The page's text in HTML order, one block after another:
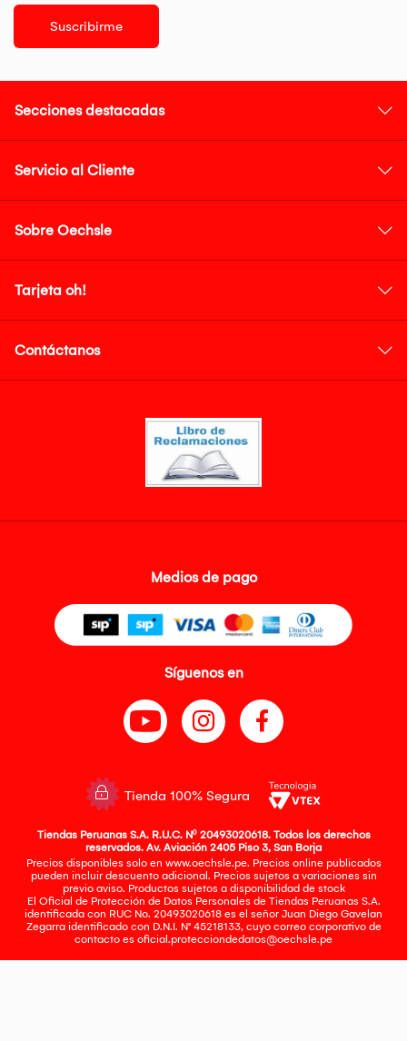
Suscribirme
Secciones destacadas
Servicio al Cliente
Sobre Oechsle
Tarjeta oh!
Contáctanos
Medios de pago
Síguenos en
Tienda 100% Segura
Tiendas Peruanas S.A. R.U.C. Nº 20493020618. Todos los derechos
reservados. Av. Aviación 2405 Piso 3, San Borja
Precios disponibles solo en www.oechsle.pe. Precios online publicados
pueden incluir descuento adicional. Precios sujetos a variaciones sin
previo aviso. Productos sujetos a disponibilidad de stock
El Oficial de Protección de Datos Personales de Tiendas Peruanas S.A.
identificada con RUC No. 20493020618 es el señor Juan Diego Gavelan
Zegarra identificado con D.N.I. N° 45218133, cuyo correo corporativo de
contacto es oficial.protecciondedatos@oechsle.pe